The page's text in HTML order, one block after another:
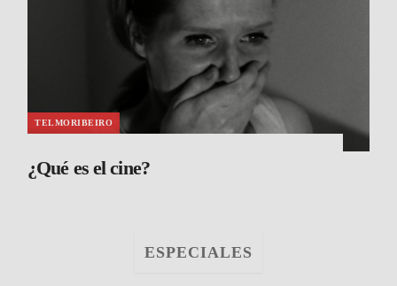
TELMORIBEIRO
¿Qué es el cine?
ESPECIALES